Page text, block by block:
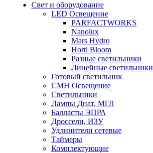
Свет и оборудование
LED Освещение
PARFACTWORKS
Nanolux
Mars Hydro
Horti Bloom
Разные светильники
Линейные светильники
Готовый светильник
CMH Освещение
Светильники
Лампы Днат, МГЛ
Балласты ЭПРА
Дроссели, ИЗУ
Удлинители сетевые
Таймеры
Комплектующие